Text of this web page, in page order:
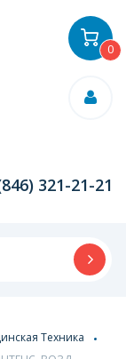
321-21-21
0
Техника